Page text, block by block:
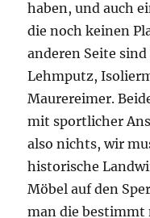
haben, und auch
die noch keinen
anderen Seite
Lehmputz,
Maurereimer.
mit sportlicher
also nichts, wir
historische
Möbel auf den
man die bestimmt